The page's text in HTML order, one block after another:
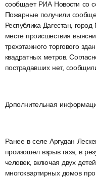
сообщает РИА Новости со
Пожарные получили
Республика Дагестан,
месте происшествия
трехэтажного торгового
квадратных метров.
пострадавших нет,
Дополнительная
Ранее в селе Аргудан
произошел взрыв газа, в
человек, включая двух
многоквартирных домов